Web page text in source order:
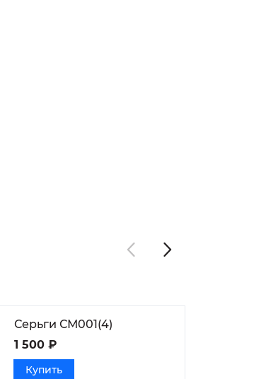
Серьги СМ001(4)
1 500 ₽
Купить